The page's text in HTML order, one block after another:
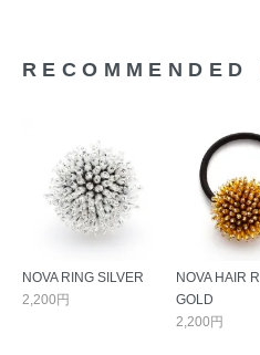
RECOMMENDED
NOVA RING SILVER
2,200円
NOVA HAIR
GOLD
2,200円